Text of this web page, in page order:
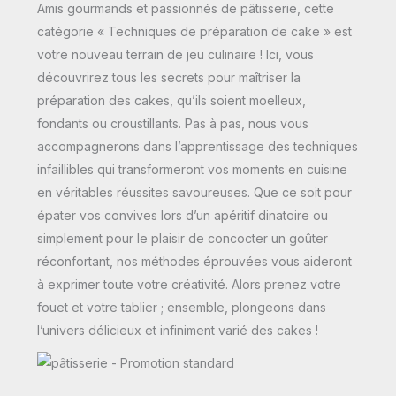
Amis gourmands et passionnés de pâtisserie, cette
catégorie « Techniques de préparation de cake » est
votre nouveau terrain de jeu culinaire ! Ici, vous
découvrirez tous les secrets pour maîtriser la
préparation des cakes, qu’ils soient moelleux,
fondants ou croustillants. Pas à pas, nous vous
accompagnerons dans l’apprentissage des techniques
infaillibles qui transformeront vos moments en cuisine
en véritables réussites savoureuses. Que ce soit pour
épater vos convives lors d’un apéritif dinatoire ou
simplement pour le plaisir de concocter un goûter
réconfortant, nos méthodes éprouvées vous aideront
à exprimer toute votre créativité. Alors prenez votre
fouet et votre tablier ; ensemble, plongeons dans
l’univers délicieux et infiniment varié des cakes !